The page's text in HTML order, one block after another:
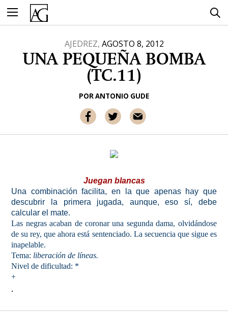
contenido
AJEDREZ, AGOSTO 8, 2012
UNA PEQUEÑA BOMBA
(TC.11)
PORANTONIO GUDE
Juegan blancas
Una combinación facilita, en la que apenas hay que
descubrir la primera jugada, aunque, eso sí, debe
calcular el mate.
Las negras acaban de coronar una segunda dama, olvidándose
de su rey, que ahora está sentenciado. La secuencia que sigue es
inapelable.
Tema: liberación de líneas.
Nivel de dificultad: *
+
.